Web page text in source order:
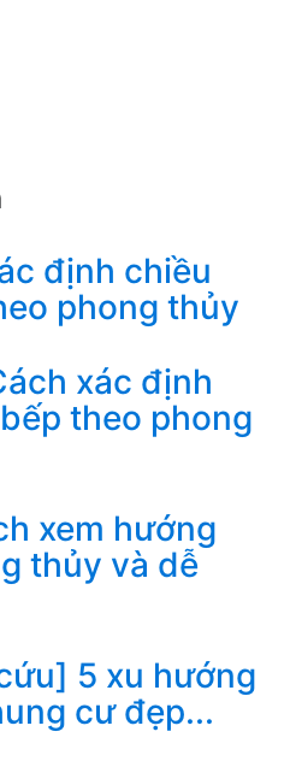
định chiều
phong thủy
xác định
theo phong
xem hướng
thủy và dễ
5 xu hướng
cư đẹp...